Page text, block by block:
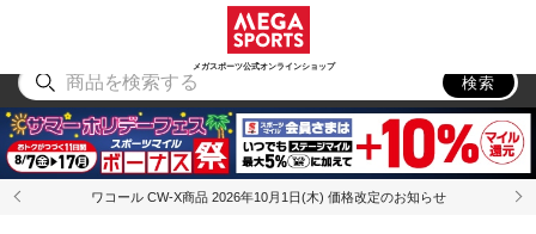
メガスポーツ公式オンラインショップ
アウトドア
検索
ワコール CW-X商品 2026年10月1日(木) 価格改定のお知らせ